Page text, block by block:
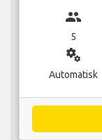
group
5
miscellaneous_services
Automatisk